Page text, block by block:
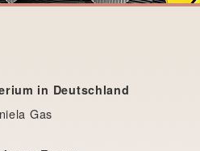
in Deutschland
Gas